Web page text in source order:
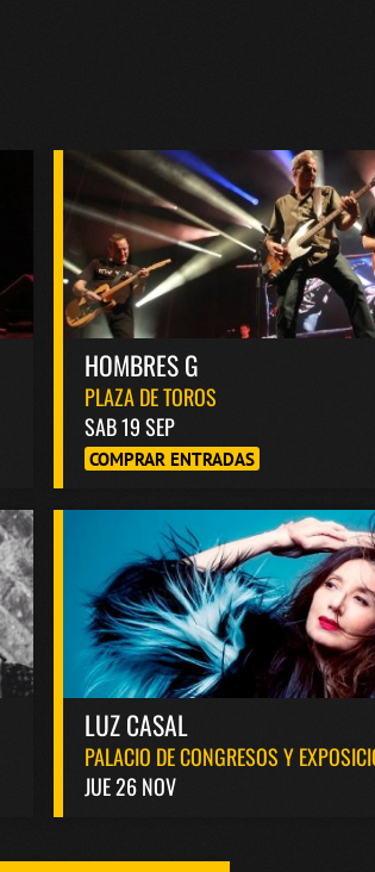
HOMBRES G
PLAZA DE TOROS
SAB 19 SEP
COMPRAR ENTRADAS
LUZ CASAL
PALACIO DE CONGRESOS Y
JUE 26 NOV